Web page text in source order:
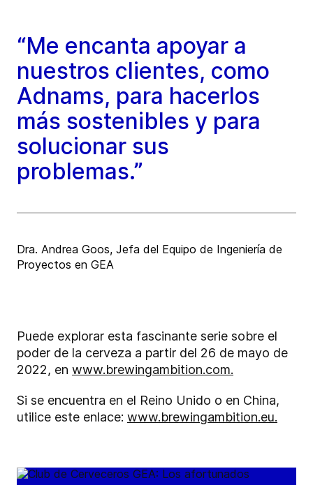
“Me encanta apoyar a
nuestros clientes, como
Adnams, para hacerlos
más sostenibles y para
solucionar sus
problemas.”
Dra. Andrea Goos, Jefa del Equipo de Ingeniería de
Proyectos en GEA
Puede explorar esta fascinante serie sobre el
poder de la cerveza a partir del 26 de mayo de
2022, en www.brewingambition.com.
Si se encuentra en el Reino Unido o en China,
utilice este enlace: www.brewingambition.eu.